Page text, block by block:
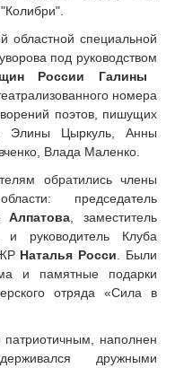
областной специальной
под руководством
России Галины
номера
поэтов, пишущих
Элины Цыркуль, Анны
Влада Маленко.
обратились члены
председатель
Алпатова , заместитель
и руководитель Клуба
Наталья Росси . Были
и памятные подарки
отряда «Сила в
патриотичным, наполнен
дружными